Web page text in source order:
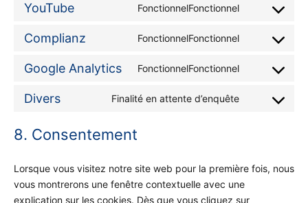
YouTube FonctionnelFonctionnel
Complianz FonctionnelFonctionnel
Google Analytics FonctionnelFonctionnel
Divers Finalité en attente d’enquête
8. Consentement
Lorsque vous visitez notre site web pour la première fois, nous
vous montrerons une fenêtre contextuelle avec une
explication sur les cookies. Dès que vous cliquez sur